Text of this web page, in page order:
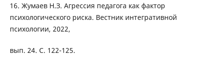
16. Жумаев Н.З. Агрессия педагога как фактор
психологического риска. Вестник интегративной
психологии, 2022,
вып. 24. С. 122-125.